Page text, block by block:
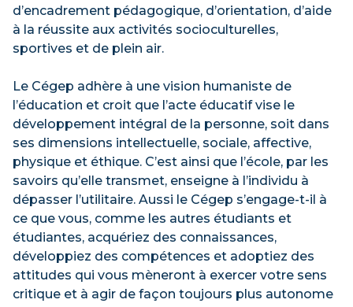
d’encadrement pédagogique, d’orientation, d’aide
à la réussite aux activités socioculturelles,
sportives et de plein air.
Le Cégep adhère à une vision humaniste de
l’éducation et croit que l’acte éducatif vise le
développement intégral de la personne, soit dans
ses dimensions intellectuelle, sociale, affective,
physique et éthique. C’est ainsi que l’école, par les
savoirs qu’elle transmet, enseigne à l’individu à
dépasser l’utilitaire. Aussi le Cégep s’engage-t-il à
ce que vous, comme les autres étudiants et
étudiantes, acquériez des connaissances,
développiez des compétences et adoptiez des
attitudes qui vous mèneront à exercer votre sens
critique et à agir de façon toujours plus autonome